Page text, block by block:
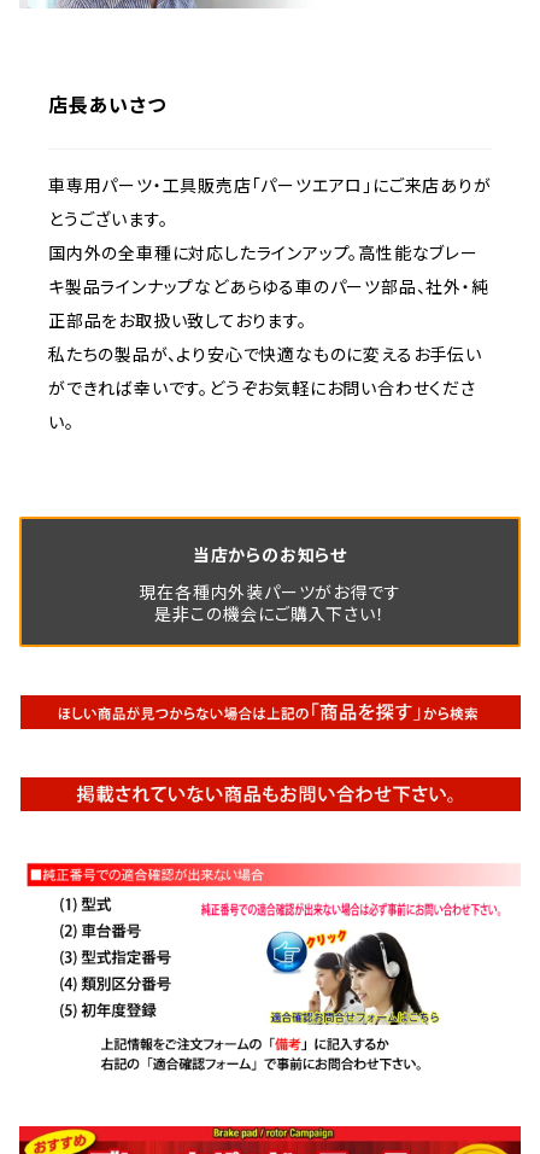
店長あいさつ
車専用パーツ・工具販売店「パーツエアロ」にご来店ありが
とうございます。
国内外の全車種に対応したラインアップ。高性能なブレー
キ製品ラインナップなどあらゆる車のパーツ部品、社外・純
正部品をお取扱い致しております。
私たちの製品が、より安心で快適なものに変えるお手伝い
ができれば幸いです。どうぞお気軽にお問い合わせくださ
い。
当店からのお知らせ
現在各種内外装パーツがお得です
是非この機会にご購入下さい！